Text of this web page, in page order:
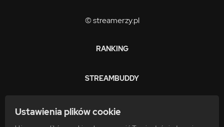
Ustawienia plików cookie
© streamerzy.pl
RANKING
STREAMBUDDY
ZARABIAJ